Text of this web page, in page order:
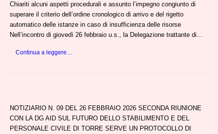
Chiariti alcuni aspetti procedurali e assunto l’impegno congiunto di
superare il criterio dell’ordine cronologico di arrivo e del rigetto
automatico delle istanze in caso di insufficienza delle risorse
Nell’incontro di giovedì 26 febbraio u.s., la Delegazione trattante di…
Continua a leggere…
NOTIZIARIO N. 09 DEL 26 FEBBRAIO 2026 SECONDA RIUNIONE
CON LA DG AID SUL FUTURO DELLO STABILIMENTO E DEL
PERSONALE CIVILE DI TORRE SERVE UN PROTOCOLLO DI